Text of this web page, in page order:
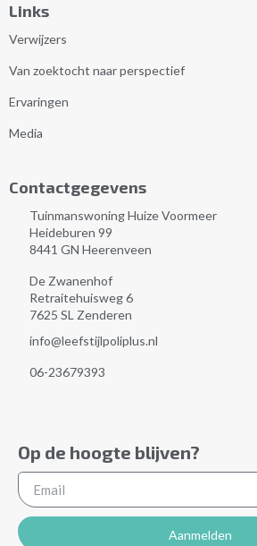
Links
Verwijzers
Van zoektocht naar perspectief
Ervaringen
Media
Contactgegevens
Tuinmanswoning Huize Voormeer
Heideburen 99
8441 GN Heerenveen
De Zwanenhof
Retraitehuisweg 6
7625 SL Zenderen
info@leefstijlpoliplus.nl
06-23679393
Op de hoogte blijven?
Aanmelden